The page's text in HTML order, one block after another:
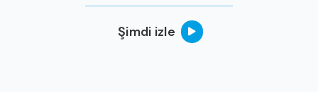
Şimdi izle